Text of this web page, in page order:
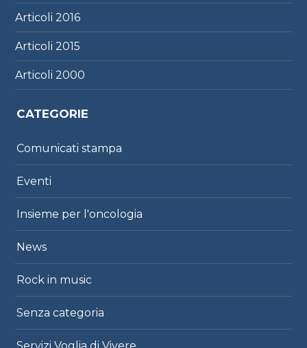
Articoli2016
Articoli2015
Articoli2000
CATEGORIE
Comunicati stampa
Eventi
Insieme per l'oncologia
News
Rock in music
Senza categoria